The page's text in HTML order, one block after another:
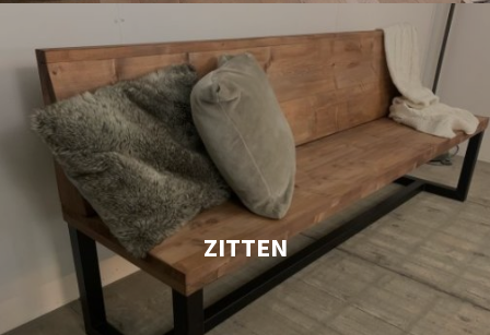
ZITTEN